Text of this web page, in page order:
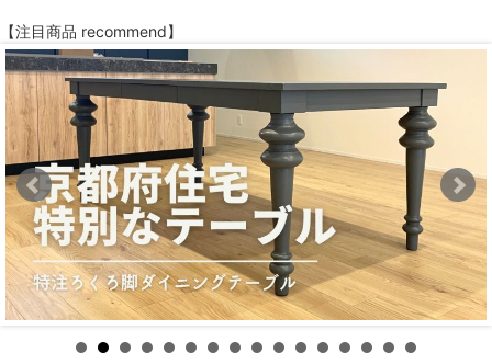
【注目商品 recommend】